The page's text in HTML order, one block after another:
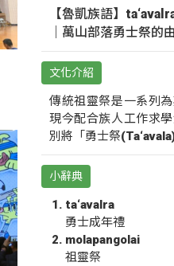
【魯凱族語】
｜萬山部落勇士祭的
文化介紹
傳統祖靈祭是一系列
現今配合族人工作求
別將「勇士祭
小辭典
ta‘avalra
勇士成年禮
molapangolai
祖靈祭